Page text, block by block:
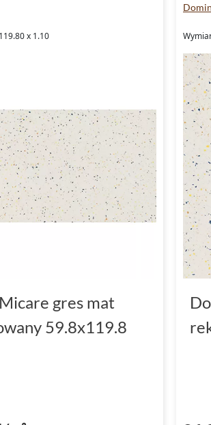
płytki Micare -
z kolekcji Micare to nie tylko
wzornictwo sprawiają, że
Ponadto, rektyfikowane
płytek, tworząc jednolitą i
łazienki
idealnych płytekdo łazienki ,
oczekiwania. Płytki te, dzięki
do wnętrz, ale i na zewnątrz,
i komfort użytkowania na
na zabrudzenia oraz
x 1.10
gres mat
59.8x119.8